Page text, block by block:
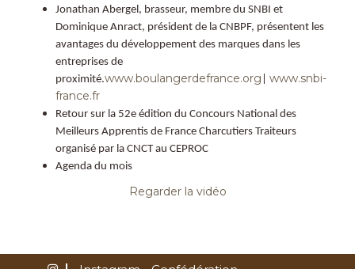
Jonathan Abergel, brasseur, membre du SNBI et
Dominique Anract, président de la CNBPF, présentent les
avantages du développement des marques dans les
entreprises de
proximité.www.boulangerdefrance.org
www.snbi-
france.fr
Retour sur la 52e édition du Concours National des
Meilleurs Apprentis de France Charcutiers Traiteurs
organisé par la CNCT au CEPROC
Agenda du mois ​
Regarder la vidéo